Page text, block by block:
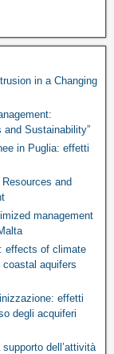
in a Changing
and Sustainability”
in Puglia: effetti
and
management
effects of climate
aquifers
effetti
degli acquiferi
dell’attività